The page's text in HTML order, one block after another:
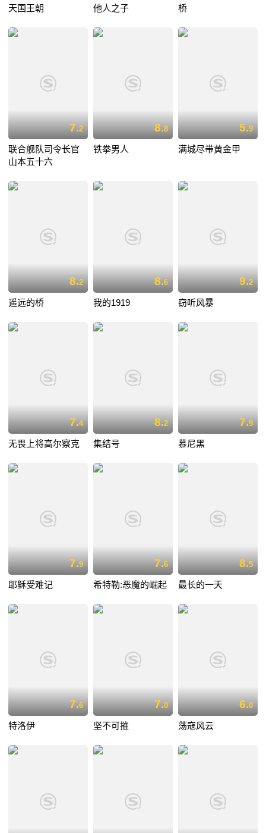
天国王朝 他人之子 桥
7.2
联合舰队司令长官
山本五十六
8.8
铁拳男人
5.9
满城尽带黄金甲
8.2
遥远的桥
8.6
我的1919
9.2
窃听风暴
7.4
无畏上将高尔察克
8.2
集结号
7.9
慕尼黑
7.9
耶稣受难记
7.6
希特勒:恶魔的崛起
8.5
最长的一天
7.6
特洛伊
7.0
坚不可摧
6.0
荡寇风云